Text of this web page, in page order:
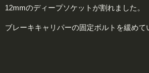
12mmのディープソケットが割れました。
ブレーキキャリパーの固定ボルトを緩めて